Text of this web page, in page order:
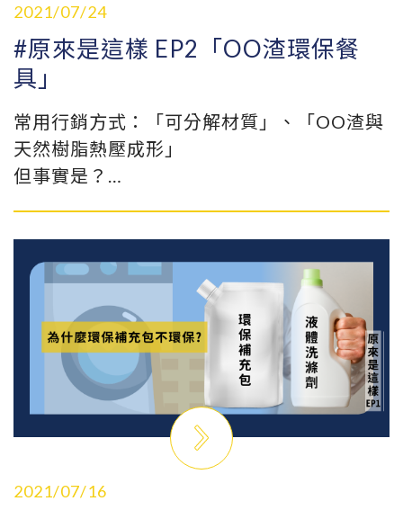
環保嗎？
2021/07/24
#原來是這樣 EP2「OO渣環保餐
具」
常用行銷方式：「可分解材質」、「OO渣與
天然樹脂熱壓成形」
但事實是？
質」使它穩定成形不斷裂？如果是純粹天然
的樹脂遇熱是可塑形的，為什麼它能用於餐
具喝熱熱的湯呢？
若是人工合成樹脂才是熱固性，愈熱愈硬，
才能混和天然OO渣，來用於餐具的使用；只
是它要多久時間才可以真正分解呢？況且，
我們用完要丟到那兒去分解呢？其實，最終
很多都還是丟到一般垃圾！
2021/07/16